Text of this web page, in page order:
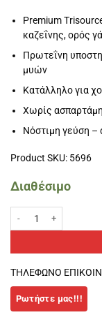
Premium
καζεΐνης, ορός
Πρωτεΐνη
μυών
Κατάλληλο για
Χωρίς ασπαρτάμη
Νόστιμη γεύση
Product SKU: 5696
Διαθέσιμο
ΤΗΛΕΦΩΝΟ